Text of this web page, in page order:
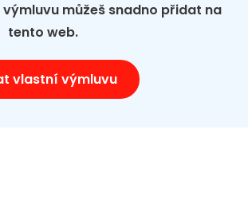
můžeš snadno přidat na
tento web.
vlastní výmluvu